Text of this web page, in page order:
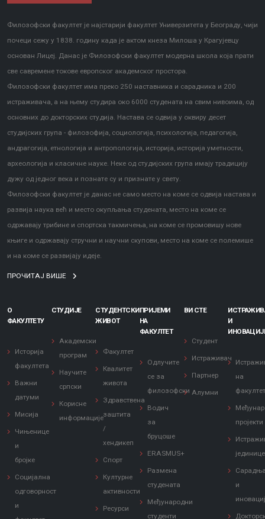
Филозофски факултет је најстарији факултет Универзитета у Београду, чији
почеци сежу у 1838. годину када је актом кнеза Милоша у Крагујевцу
основан Лицеј. Данас је Филозофски факултет модерна школа која прати
све савремене токове европског академског простора.
Филозофски факултет има преко 250 наставника и сарадника и 200
истраживача, а на њему студира око 6000 студената на свим нивоима, од
основних до докторских студија. Настава се одвија у оквиру десет
студијских група - филозофија, социологија, психологија, педагогија,
андрагогија, етнологија и антропологија, историја, историја уметности,
археологија и класичне науке. Неке од студијских група имају традицију
дужу од једног века и познате су и признате у свету.
Филозофски факултет је данас не само место на коме се одвија настава и
развија наука већ и место окупљања студената, место на коме се
одржавају трибине и спортска такмичења, на коме се промовишу нове
књиге и одржавају стручни и научни скупови, место на коме се полемише
и на коме се развијају идеје.
ПРОЧИТАЈ ВИШЕ
О
ФАКУЛТЕТУ
Историја
факултета
Важни
датуми
Мисија
Чињенице
и
бројке
Социјална
одговорност
и
СТУДИЈЕ
Академски
програм
Научите
српски
Корисне
информације
СТУДЕНТСКИ
ЖИВОТ
Факултет
Квалитет
живота
Здравствена
заштита
/
хендикеп
Спорт
Културне
активности
Ресурси
ПРИЈЕМИ
НА
ФАКУЛТЕТ
Одлучите
се за
филозофски
Водич
за
бруцоше
ERASMUS+
Размена
студената
Међународни
студенти
ВИ СТЕ
Студент
Истраживач
Партнер
Алумни
И
на
пројекти
јединице
и